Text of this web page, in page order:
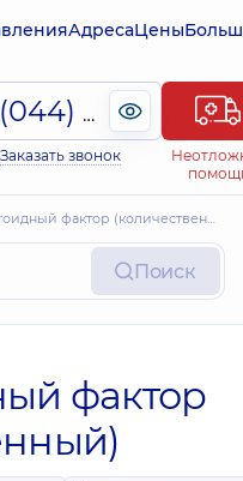
АдресаЦены
(044) 495-2-888
Заказать звонок
фактор (количественный)
Поиск
фактор